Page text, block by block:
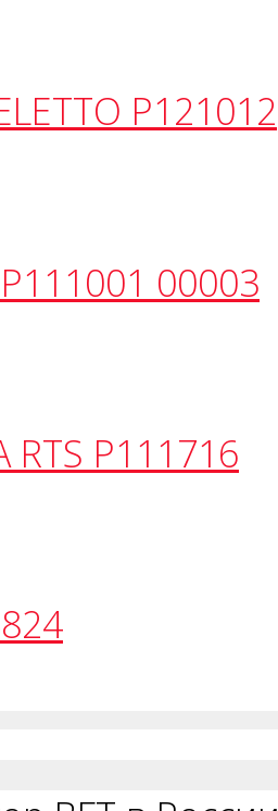
P121012
00003
P111716